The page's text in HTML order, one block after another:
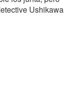
Ushikawa